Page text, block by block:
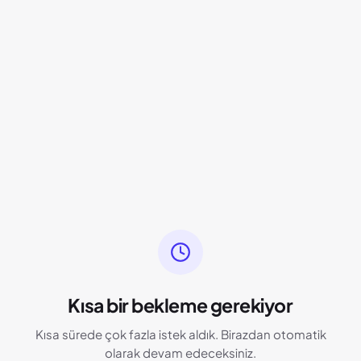
Kısa bir bekleme gerekiyor
Kısa sürede çok fazla istek aldık. Birazdan otomatik
olarak devam edeceksiniz.